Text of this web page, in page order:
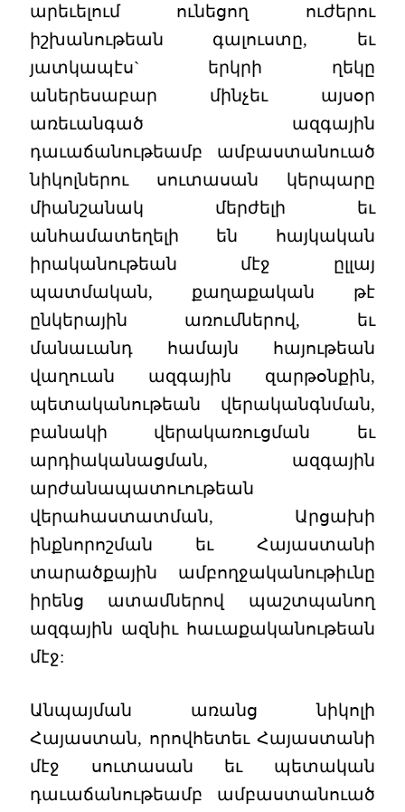
արեւելում ունեցող ուժերու
իշխանութեան գալուստը, եւ
յատկապէս` երկրի ղեկը
աներեսաբար մինչեւ այսօր
առեւանգած ազգային
դաւաճանութեամբ ամբաստանուած
նիկոլներու սուտասան կերպարը
միանշանակ մերժելի եւ
անհամատեղելի են հայկական
իրականութեան մէջ ըլլայ
պատմական, քաղաքական թէ
ընկերային առումներով, եւ
մանաւանդ համայն հայութեան
վաղուան ազգային զարթօնքին,
պետականութեան վերականգնման,
բանակի վերակառուցման եւ
արդիականացման, ազգային
արժանապատուութեան
վերահաստատման, Արցախի
ինքնորոշման եւ Հայաստանի
տարածքային ամբողջականութիւնը
իրենց ատամներով պաշտպանող
ազգային ազնիւ հաւաքականութեան
մէջ:
Անպայման առանց նիկոլի
Հայաստան, որովհետեւ Հայաստանի
մէջ սուտասան եւ պետական
դաւաճանութեամբ ամբաստանուած